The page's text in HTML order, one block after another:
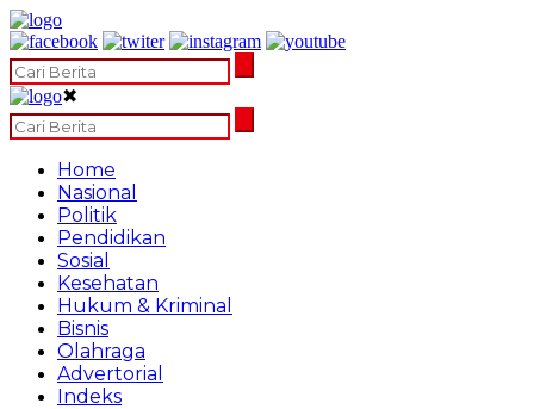
✖
Home
Nasional
Politik
Pendidikan
Sosial
Kesehatan
Hukum & Kriminal
Bisnis
Olahraga
Advertorial
Indeks